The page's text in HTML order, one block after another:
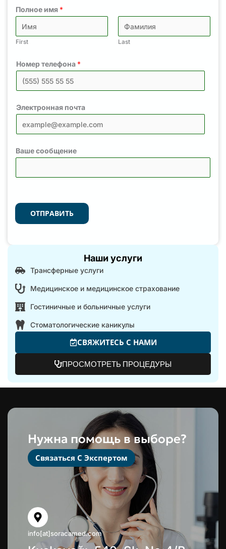
Полное имя *
First Last
Номер телефона *
Электронная почта
Ваше сообщение
ОТПРАВИТЬ
Наши услуги
Трансферные услуги
Медицинское и медицинское страхование
Гостиничные и больничные услуги
Стоматологические каникулы
СВЯЖИТЕСЬ С НАМИ
ПРОСМОТРЕТЬ ПРОЦЕДУРЫ
Нужна помощь в выборе?
Связаться С Экспертом
info[at]soracamed.com